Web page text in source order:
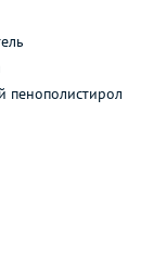
пенополистирол